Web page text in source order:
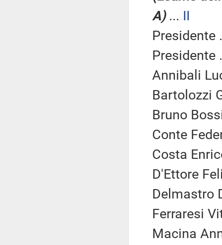
A) ... II
Presidente
Presidente
Annibali
Bartolozzi
Bruno
Conte
Costa
D'Ettore
Delmastro
Ferraresi
Macina